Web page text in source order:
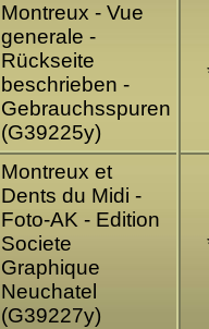
Montreux - Vue
generale -
Rückseite
beschrieben -
Gebrauchsspuren
(G39225y)
Montreux et
Dents du Midi -
Foto-AK - Edition
Societe
Graphique
Neuchatel
(G39227y)